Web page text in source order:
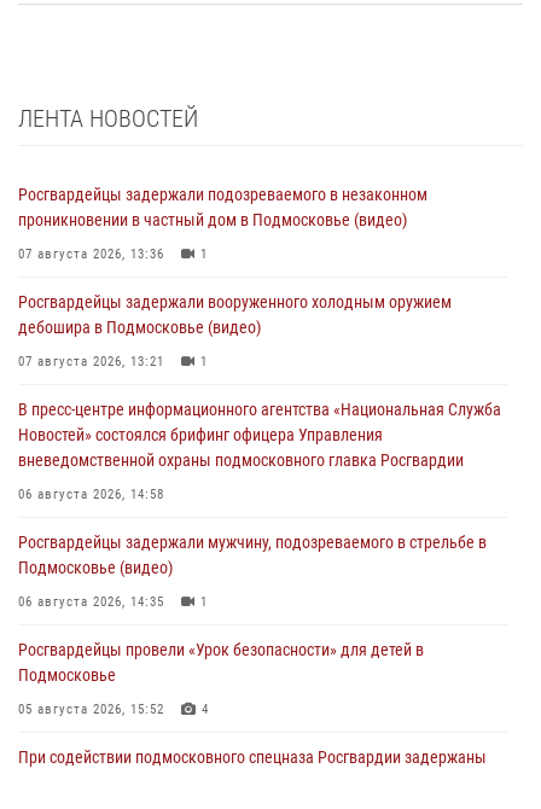
ЛЕНТА НОВОСТЕЙ
Росгвардейцы задержали подозреваемого в незаконном
проникновении в частный дом в Подмосковье (видео)
07 августа 2026, 13:36 1
Росгвардейцы задержали вооруженного холодным оружием
дебошира в Подмосковье (видео)
07 августа 2026, 13:21 1
В пресс-центре информационного агентства «Национальная Служба
Новостей» состоялся брифинг офицера Управления
вневедомственной охраны подмосковного главка Росгвардии
06 августа 2026, 14:58
Росгвардейцы задержали мужчину, подозреваемого в стрельбе в
Подмосковье (видео)
06 августа 2026, 14:35 1
Росгвардейцы провели «Урок безопасности» для детей в
Подмосковье
05 августа 2026, 15:52 4
При содействии подмосковного спецназа Росгвардии задержаны